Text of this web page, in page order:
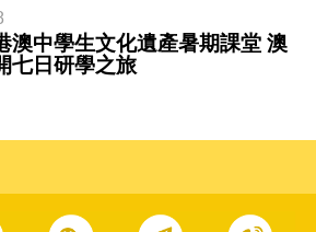
澳中學生文化遺產暑期課堂 澳
七日研學之旅